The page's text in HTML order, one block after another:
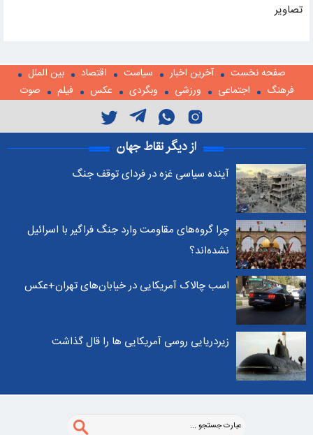
تصاویر
صفحه نخست آخرین اخبار سیاست اقتصاد
بین الملل
فرهنگ
اجتماعی ورزشی وبگردی عکس فیلم صوت
از دیگر نقاط جهان
آینده سیاسی غزه در فردای توقف جنگ
چرا گروه‌های مقاومت وارد جنگ فراگیر با اسرائیل
نشده‌اند؟
اسب چالاک آمریکایی در خیابان‌های تهران+عکس
زیردریایی روسی آمریکایی ها را قال گذاشت